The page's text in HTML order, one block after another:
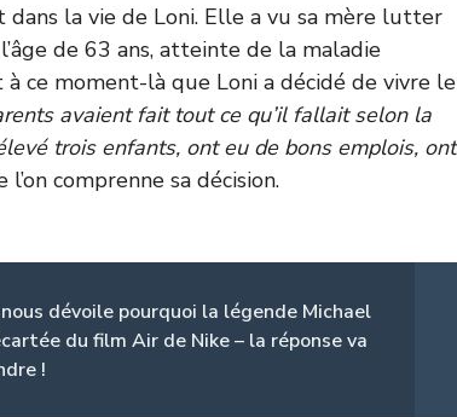
la vie de Loni. Elle a vu sa mère lutter
de 63 ans, atteinte de la maladie
à ce moment-là que Loni a décidé de vivre le
avaient fait tout ce qu’il fallait selon la
trois enfants, ont eu de bons emplois, ont
comprenne sa décision.
dévoile pourquoi la légende Michael
du film Air de Nike – la réponse va
!